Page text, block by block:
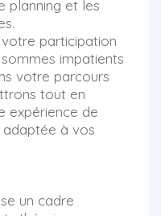
planning et les
participation
impatients
votre parcours
tout en
expérience de
à vos
un cadre